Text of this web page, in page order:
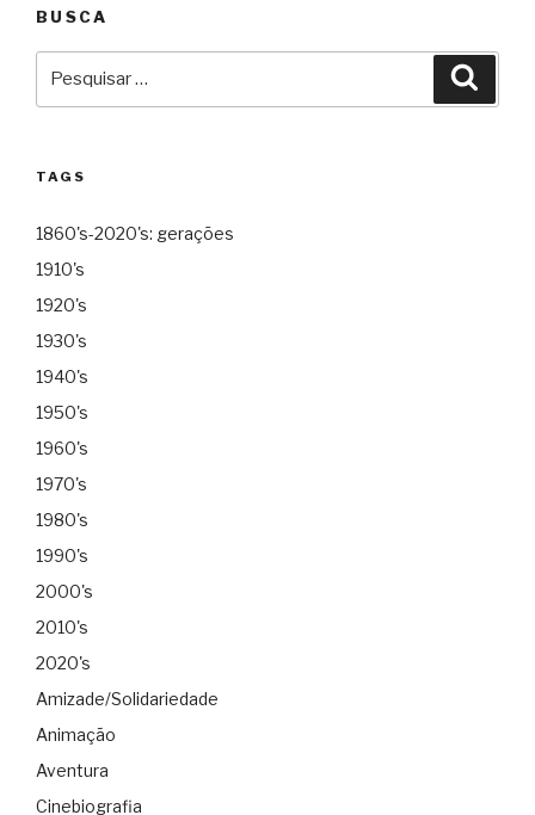
BUSCA
TAGS
1860's-2020's: gerações
1910's
1920's
1930's
1940's
1950's
1960's
1970's
1980's
1990's
2000's
2010's
2020's
Amizade/Solidariedade
Animação
Aventura
Cinebiografia